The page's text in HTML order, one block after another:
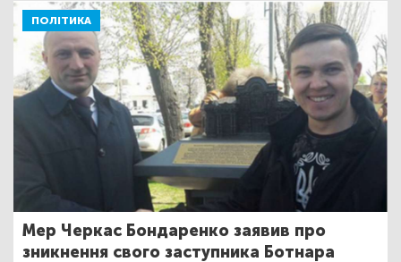
ПОЛІТИКА
Мер Черкас Бондаренко заявив про
зникнення свого заступника Ботнара